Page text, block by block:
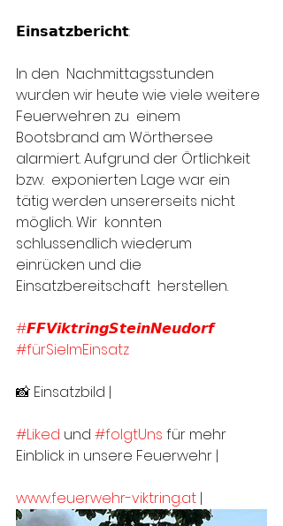
𝗘𝗶𝗻𝘀𝗮𝘁𝘇𝗯𝗲𝗿𝗶𝗰𝗵𝘁:
In den  Nachmittagsstunden
wurden wir heute wie viele weitere
Feuerwehren zu  einem
Bootsbrand am Wörthersee
alarmiert. Aufgrund der Örtlichkeit
bzw.  exponierten Lage war ein
tätig werden unsererseits nicht
möglich. Wir  konnten
schlussendlich wiederum
einrücken und die
Einsatzbereitschaft  herstellen.
#𝙁𝙁𝙑𝙞𝙠𝙩𝙧𝙞𝙣𝙜𝙎𝙩𝙚𝙞𝙣𝙉𝙚𝙪𝙙𝙤𝙧𝙛
#fürSieImEinsatz
📸 Einsatzbild |
#Liked und #folgtUns für mehr
Einblick in unsere Feuerwehr |
www.feuerwehr-viktring.at |